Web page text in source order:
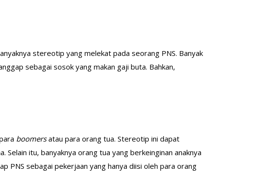
stereotip yang melekat pada seorang PNS. Banyak
sebagai sosok yang makan gaji buta. Bahkan,
boomersatau para orang tua. Stereotip ini dapat
itu, banyaknya orang tua yang berkeinginan anaknya
PNS sebagai pekerjaan yang hanya diisi oleh para orang